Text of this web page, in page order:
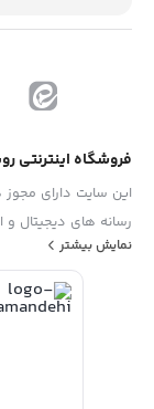
فروشگاه اینترنتی
این سایت دارای
رسانه های دیجیتال و
پیشنهاد ، انتفاد و
نمایش بیشتر